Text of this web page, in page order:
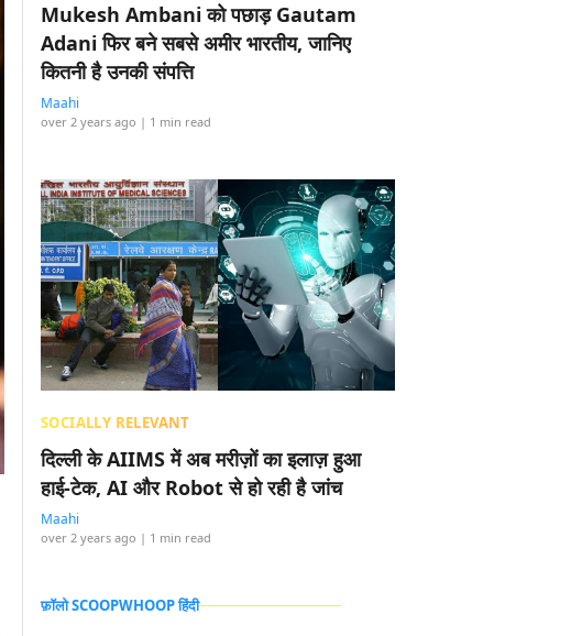
Mukesh Ambani को पछाड़ Gautam
Adani फिर बने सबसे अमीर भारतीय, जानिए
कितनी है उनकी संपत्ति
Maahi
over 2 years ago | 1 min read
SOCIALLY RELEVANT
दिल्ली के AIIMS में अब मरीज़ों का इलाज़ हुआ
हाई-टेक, AI और Robot से हो रही है जांच
Maahi
over 2 years ago | 1 min read
फ़ॉलो SCOOPWHOOP हिंदी